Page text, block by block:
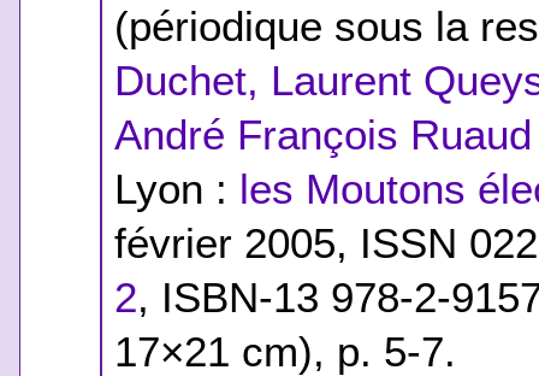
(périodique sous la
Duchet, Laurent
André François
Lyon : les Moutons
février 2005, ISSN
2, ISBN-13 978-2-
17×21 cm), p. 5-7.